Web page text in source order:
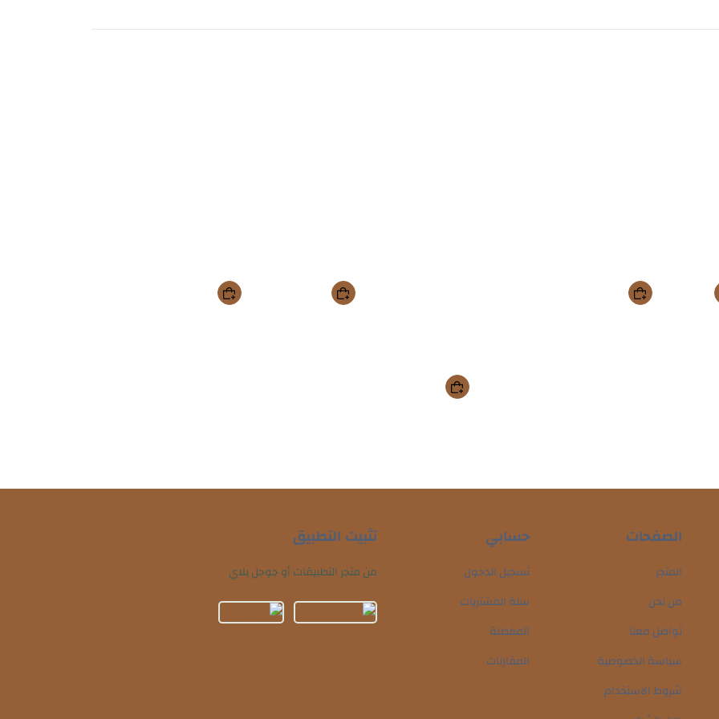
الصفحات
المتجر
من نحن
تواصل معنا
سياسة الخصوصية
شروط الاستخدام
حسابي
تسجيل الدخول
سلة المشتريات
المفضلة
المقارنات
تثبيت التطبيق
من متجر التطبيقات أو جوجل بلاي